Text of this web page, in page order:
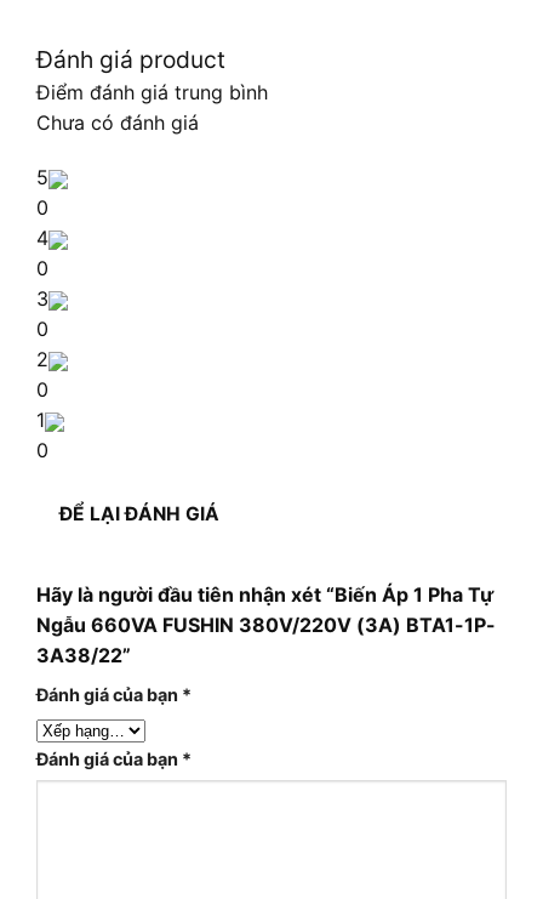
Đánh giá product
Điểm đánh giá trung bình
Chưa có đánh giá
5
0
4
0
3
0
2
0
1
0
ĐỂ LẠI ĐÁNH GIÁ
Hãy là người đầu tiên nhận xét “Biến Áp 1 Pha Tự
Ngẫu 660VA FUSHIN 380V/220V (3A) BTA1-1P-
3A38/22”
Đánh giá của bạn *
Đánh giá của bạn *